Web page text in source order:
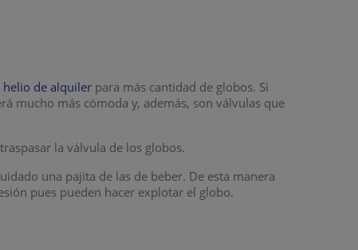
de alquiler para más cantidad de globos. Si
mucho más cómoda y, además, son válvulas que
la válvula de los globos.
una pajita de las de beber. De esta manera
pues pueden hacer explotar el globo.